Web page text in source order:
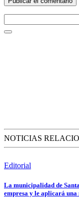
NOTICIAS
Editorial
La municipalidad de
empresa y le aplicará